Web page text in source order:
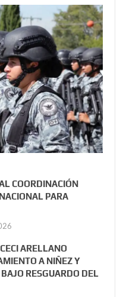
COORDINACIÓN
PARA
ARELLANO
A NIÑEZ Y
RESGUARDO DEL